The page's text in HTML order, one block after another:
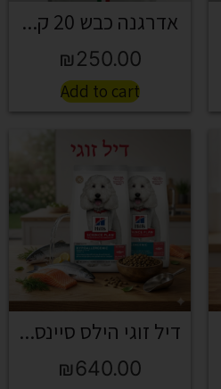
אדרגנה כבש 20 ק...
₪250.00
Add to cart
דיל זוגי הילס סיינס...
₪640.00